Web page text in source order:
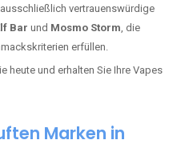
vertrauenswürdige
Bar und Mosmo Storm, die
erfüllen.
heute und erhalten Sie Ihre Vapes
Marken in